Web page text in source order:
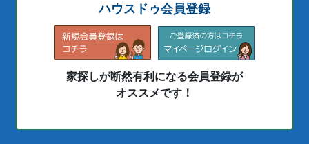
ハウスドゥ会員登録
家探しが断然有利になる会員登録が
オススメです！